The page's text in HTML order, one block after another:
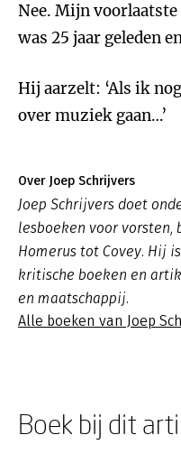
Nee. Mijn
was 25 jaar geleden
Hij aarzelt: ‘Als ik
over muziek gaan…’
Over Joep Schrijvers
Joep Schrijvers doet
lesboeken voor vorsten,
Homerus tot Covey. Hij
kritische boeken en
en maatschappij.
Alle boeken van Joep
Boek bij dit